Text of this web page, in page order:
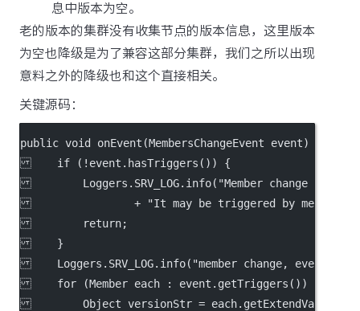
息中版本为空。
老的版本的集群没有收集节点的版本信息，这里版本
为空也降级是为了兼容这部分集群，我们之所以出现
意料之外的降级也和这个直接相关。
关键源码：
public void onEvent(MembersChangeEvent event) {
if (!event.hasTriggers()) {
Loggers.SRV_LOG.info("Member change
+ "It may be triggered by member
return;
}
Loggers.SRV_LOG.info("member change, event:
for (Member each : event.getTriggers()) {
Object versionStr =